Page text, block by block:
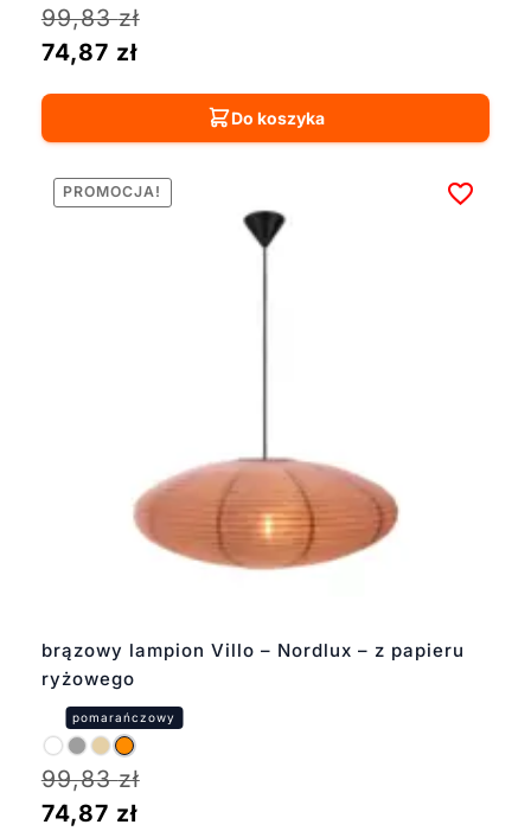
99,83zł
74,87 zł
Do koszyka
brązowy lampion Villo – Nordlux – z papieru
ryżowego
PROMOCJA!
99,83zł
74,87 zł